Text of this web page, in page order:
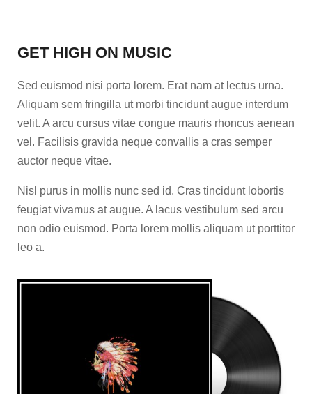
GET HIGH ON MUSIC
Sed euismod nisi porta lorem. Erat nam at lectus urna.
Aliquam sem fringilla ut morbi tincidunt augue interdum
velit. A arcu cursus vitae congue mauris rhoncus aenean
vel. Facilisis gravida neque convallis a cras semper
auctor neque vitae.
Nisl purus in mollis nunc sed id. Cras tincidunt lobortis
feugiat vivamus at augue. A lacus vestibulum sed arcu
non odio euismod. Porta lorem mollis aliquam ut porttitor
leo a.